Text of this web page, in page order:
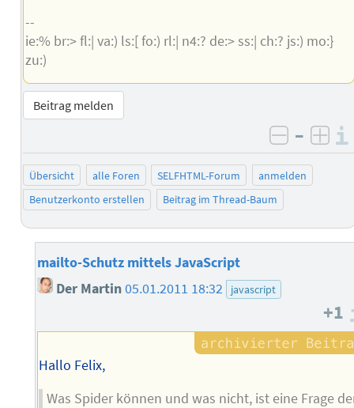
--
ie:% br:> fl:| va:) ls:[ fo:) rl:| n4:? de:> ss:| ch:? js:) mo:}
zu:)
Beitrag melden
negativ
–
Übersicht alle Foren SELFHTML-Forum
anmelden
Benutzerkonto erstellen
Beitrag im Thread-Baum
mailto-Schutz mittels JavaScript
Der Martin05.01.2011 18:32 javascript
+1
Hallo Felix,
Was Spider können und was nicht, ist eine Frage